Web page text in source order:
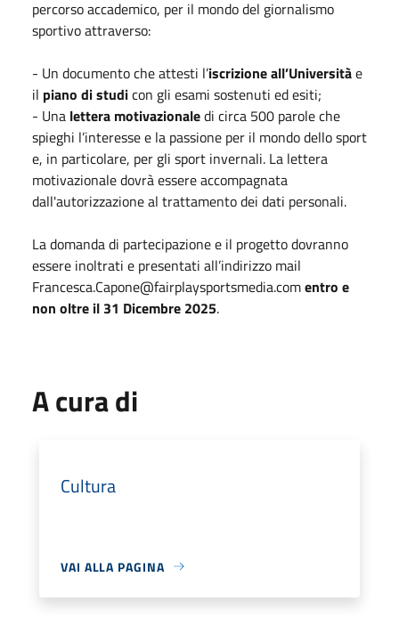
percorso accademico, per il mondo del giornalismo
sportivo attraverso:
- Un documento che attesti l’iscrizione all’Universitàe
il piano di studicon gli esami sostenuti ed esiti;
- Una lettera motivazionaledi circa 500 parole che
spieghi l’interesse e la passione per il mondo dello sport
e, in particolare, per gli sport invernali. La lettera
motivazionale dovrà essere accompagnata
dall'autorizzazione al trattamento dei dati personali.
La domanda di partecipazione e il progetto dovranno
essere inoltrati e presentati all’indirizzo mail
Francesca.Capone@fairplaysportsmedia.comentro e
non oltre il 31 Dicembre 2025.
A cura di
Cultura
VAI ALLA PAGINA